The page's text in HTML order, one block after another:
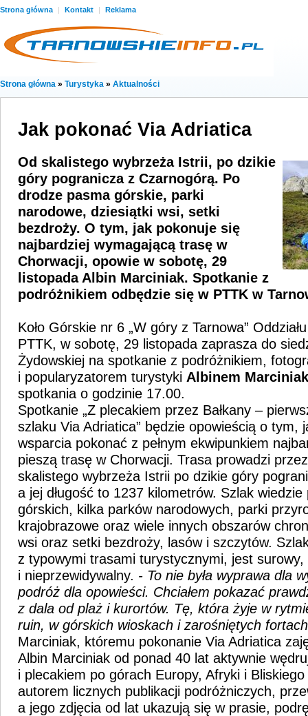
Strona główna | Kontakt | Reklama
Strona główna » Turystyka » Aktualności
Jak pokonać Via Adriatica
Od skalistego wybrzeża Istrii, po dzikie
góry pogranicza z Czarnogórą. Po
drodze pasma górskie, parki
narodowe, dziesiątki wsi, setki
bezdroży. O tym, jak pokonuje się
najbardziej wymagającą trasę w
Chorwacji, opowie w sobotę, 29
listopada Albin Marciniak. Spotkanie z
podróżnikiem odbędzie się w PTTK w
Koło Górskie nr 6 „W góry z Tarnowa”
PTTK, w sobotę, 29 listopada zaprasza do
Żydowskiej na spotkanie z podróżnikiem,
i popularyzatorem turystyki Albinem
spotkania o godzinie 17.00.
Spotkanie „Z plecakiem przez Bałkany –
szlaku Via Adriatica” będzie opowieścią o tym,
wsparcia pokonać z pełnym ekwipunkiem
pieszą trasę w Chorwacji. Trasa prowadzi
skalistego wybrzeża Istrii po dzikie góry
a jej długość to 1237 kilometrów. Szlak
górskich, kilka parków narodowych, parki
krajobrazowe oraz wiele innych obszarów
wsi oraz setki bezdroży, lasów i szczytów.
z typowymi trasami turystycznymi, jest surowy,
i nieprzewidywalny. - To nie była wyprawa dla
podróż dla opowieści. Chciałem pokazać
z dala od plaż i kurortów. Tę, która żyje w
ruin, w górskich wioskach i zarośniętych fortach
Marciniak, któremu pokonanie Via Adriatica
Albin Marciniak od ponad 40 lat aktywnie
i plecakiem po górach Europy, Afryki i
autorem licznych publikacji podróżniczych,
a jego zdjęcia od lat ukazują się w prasie,